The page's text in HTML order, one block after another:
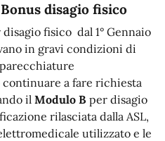
disagio fisico
fisico dal 1° Gennaio
in gravi condizioni di
a fare richiesta
il Modulo B per disagio
rilasciata dalla ASL,
utilizzato e le